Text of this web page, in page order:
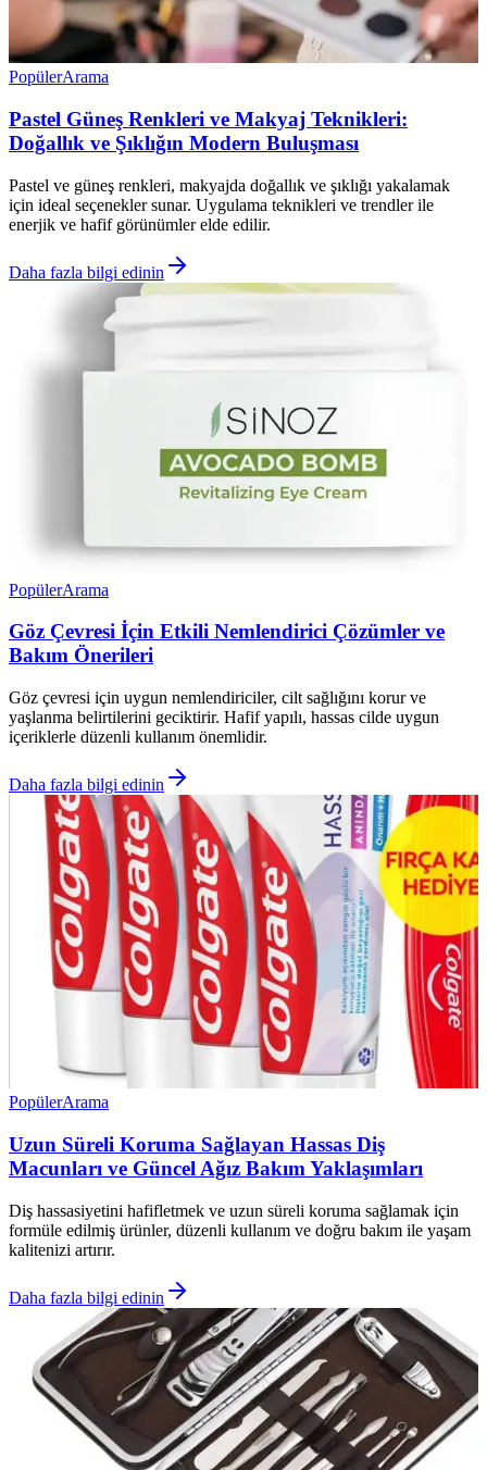
PopülerArama
Pastel Güneş Renkleri ve Makyaj Teknikleri:
Doğallık ve Şıklığın Modern Buluşması
Pastel ve güneş renkleri, makyajda doğallık ve şıklığı yakalamak
için ideal seçenekler sunar. Uygulama teknikleri ve trendler ile
enerjik ve hafif görünümler elde edilir.
Daha fazla bilgi edinin
PopülerArama
Göz Çevresi İçin Etkili Nemlendirici Çözümler ve
Bakım Önerileri
Göz çevresi için uygun nemlendiriciler, cilt sağlığını korur ve
yaşlanma belirtilerini geciktirir. Hafif yapılı, hassas cilde uygun
içeriklerle düzenli kullanım önemlidir.
Daha fazla bilgi edinin
PopülerArama
Uzun Süreli Koruma Sağlayan Hassas Diş
Macunları ve Güncel Ağız Bakım Yaklaşımları
Diş hassasiyetini hafifletmek ve uzun süreli koruma sağlamak için
formüle edilmiş ürünler, düzenli kullanım ve doğru bakım ile yaşam
kalitenizi artırır.
Daha fazla bilgi edinin